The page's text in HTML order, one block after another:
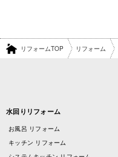
リフォームTOP リフォーム
水回りリフォーム
お風呂 リフォーム
キッチン リフォーム